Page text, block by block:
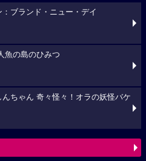
ブランド・ニュー・デイ
魚の島のひみつ
ちゃん 奇々怪々！オラの妖怪バケ